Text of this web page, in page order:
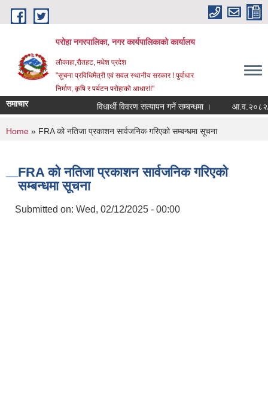
Skip to main content
परोहा नगरपालिका, नगर कार्यपालिकाको कार्यालय
लौकाहा,रौतहट, मधेश प्रदेश
"सुचना प्रविधिमैत्री एवं सवल स्थानीय सरकार ! पुर्वाधार
निर्माण, कृषि र पर्यटन परोहाको आधार!!"
समाचार विधार्थी विवरण सत्यापन गर्ने सम्बन्धमा । आ.व.२०८२/
You are here
Home » FRA को नतिजा प्रकाशन सार्वजनिक गरिएको सम्बन्धमा सूचना
FRA को नतिजा प्रकाशन सार्वजनिक गरिएको
सम्बन्धमा सूचना
Submitted on: Wed, 02/12/2025 - 00:00